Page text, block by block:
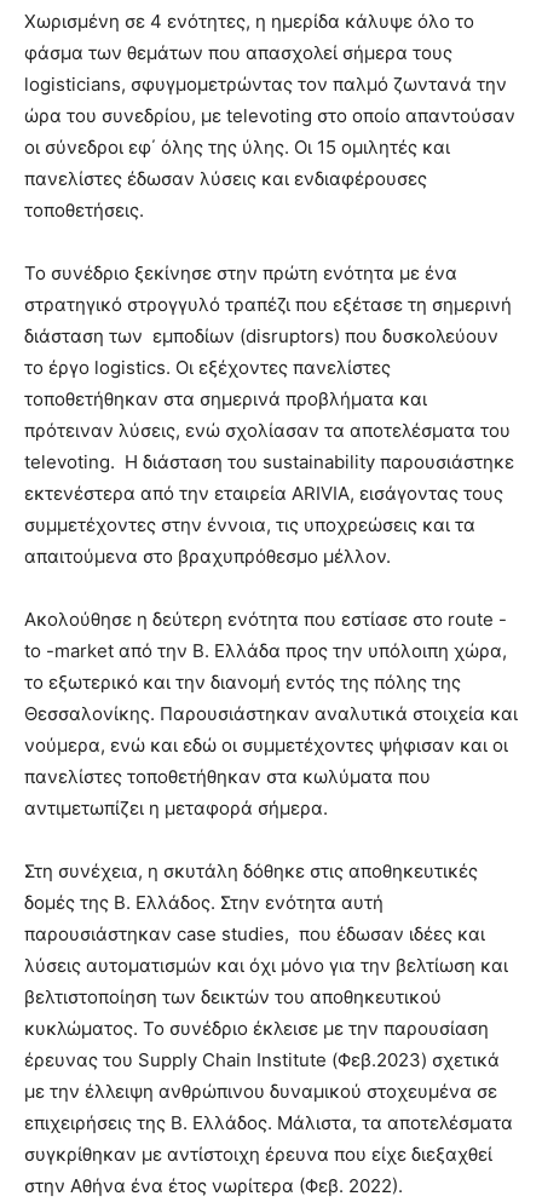
Χωρισμένη σε 4 ενότητες, η ημερίδα κάλυψε όλο το
φάσμα των θεμάτων που απασχολεί σήμερα τους
logisticians, σφυγμομετρώντας τον παλμό ζωντανά την
ώρα του συνεδρίου, με televoting στο οποίο απαντούσαν
οι σύνεδροι εφ΄ όλης της ύλης. Οι 15 ομιλητές και
πανελίστες έδωσαν λύσεις και ενδιαφέρουσες
τοποθετήσεις.
Το συνέδριο ξεκίνησε στην πρώτη ενότητα με ένα
στρατηγικό στρογγυλό τραπέζι που εξέτασε τη σημερινή
διάσταση των εμποδίων (disruptors) που δυσκολεύουν
το έργο logistics. Οι εξέχοντες πανελίστες
τοποθετήθηκαν στα σημερινά προβλήματα και
πρότειναν λύσεις, ενώ σχολίασαν τα αποτελέσματα του
televoting. Η διάσταση του sustainability παρουσιάστηκε
εκτενέστερα από την εταιρεία ARIVIA, εισάγοντας τους
συμμετέχοντες στην έννοια, τις υποχρεώσεις και τα
απαιτούμενα στο βραχυπρόθεσμο μέλλον.
Ακολούθησε η δεύτερη ενότητα που εστίασε στο route -
to -market από την Β. Ελλάδα προς την υπόλοιπη χώρα,
το εξωτερικό και την διανομή εντός της πόλης της
Θεσσαλονίκης. Παρουσιάστηκαν αναλυτικά στοιχεία και
νούμερα, ενώ και εδώ οι συμμετέχοντες ψήφισαν και οι
πανελίστες τοποθετήθηκαν στα κωλύματα που
αντιμετωπίζει η μεταφορά σήμερα.
Στη συνέχεια, η σκυτάλη δόθηκε στις αποθηκευτικές
δομές της Β. Ελλάδος. Στην ενότητα αυτή
παρουσιάστηκαν case studies, που έδωσαν ιδέες και
λύσεις αυτοματισμών και όχι μόνο για την βελτίωση και
βελτιστοποίηση των δεικτών του αποθηκευτικού
κυκλώματος. Το συνέδριο έκλεισε με την παρουσίαση
έρευνας του Supply Chain Institute (Φεβ.2023) σχετικά
με την έλλειψη ανθρώπινου δυναμικού στοχευμένα σε
επιχειρήσεις της Β. Ελλάδος. Μάλιστα, τα αποτελέσματα
συγκρίθηκαν με αντίστοιχη έρευνα που είχε διεξαχθεί
στην Αθήνα ένα έτος νωρίτερα (Φεβ. 2022).